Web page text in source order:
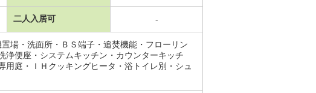
二人入居可 -
場・洗面所・ＢＳ端子・追焚機能・フローリン
浄便座・システムキッチン・カウンターキッチ
庭・ＩＨクッキングヒータ・浴トイレ別・シュ